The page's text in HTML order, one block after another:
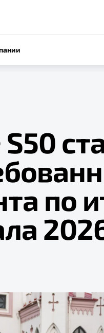
S50
по